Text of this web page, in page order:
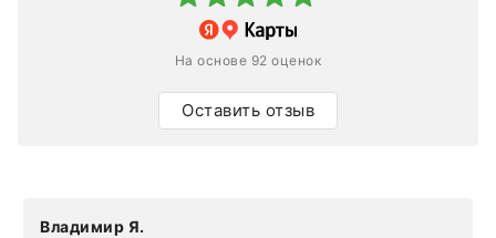
На основе 92 оценок
Оставить отзыв
Владимир Я.